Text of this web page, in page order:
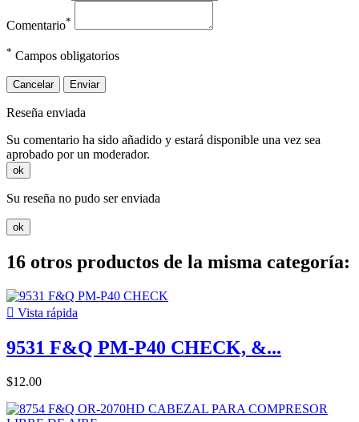
Comentario*
* Campos obligatorios
Cancelar Enviar
Reseña enviada
Su comentario ha sido añadido y estará disponible una vez sea
aprobado por un moderador.
ok
Su reseña no pudo ser enviada
ok
16 otros productos de la misma categoría:
 Vista rápida
9531 F&Q PM-P40 CHECK, &...
$12.00